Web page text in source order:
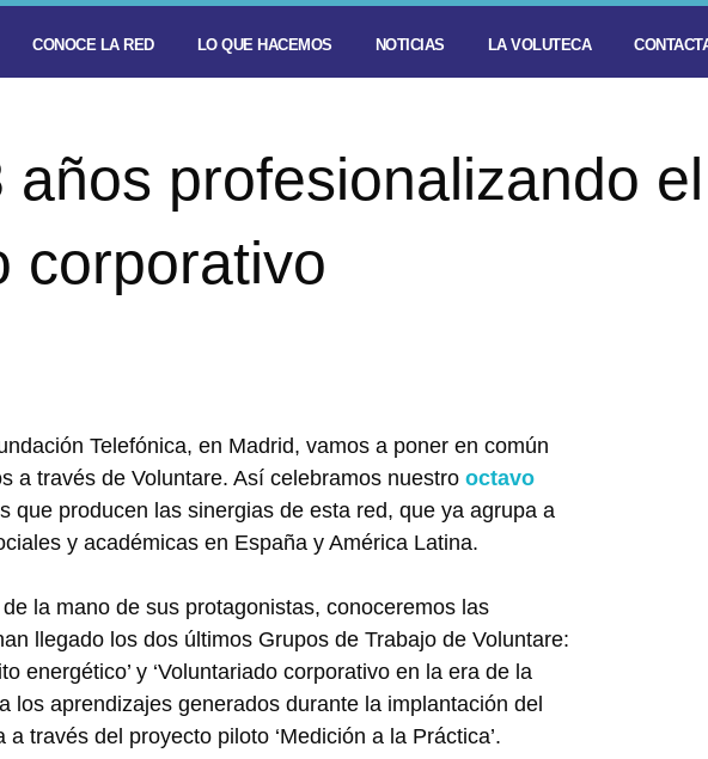
CONOCE LA RED LO QUE HACEMOS NOTICIAS LA VOLUTECA
años profesionalizando el
corporativo
Telefónica, en Madrid, vamos a poner en común
a través de Voluntare. Así celebramos nuestro octavo
que producen las sinergias de esta red, que ya agrupa a
y académicas en España y América Latina.
la mano de sus protagonistas, conoceremos las
llegado los dos últimos Grupos de Trabajo de Voluntare:
energético’ y ‘Voluntariado corporativo en la era de la
los aprendizajes generados durante la implantación del
través del proyecto piloto ‘Medición a la Práctica’.